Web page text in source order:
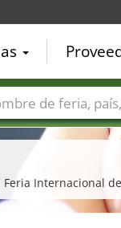
Feria Internacional
Países